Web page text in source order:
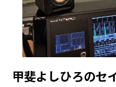
甲斐よしひろの